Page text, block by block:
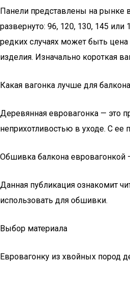
Панели представлены на рынке
развернуто: 96, 120, 130, 145
редких случаях может быть
изделия. Изначально короткая
Какая вагонка лучше для балкона
Деревянная евровагонка — это
неприхотливостью в уходе. С
Обшивка балкона евровагонкой
Данная публикация ознакомит
использовать для обшивки.
Выбор материала
Евровагонку из хвойных пород